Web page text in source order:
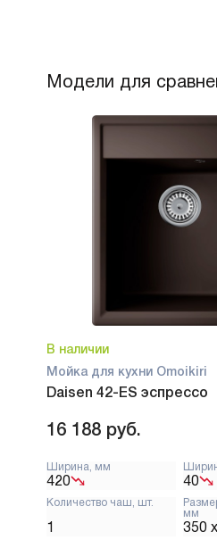
Модели для
В наличии
Мойка для кухни Omoikiri
Daisen 42-ES эспрессо
16 188 руб.
Ширина, мм
420 40
Количество чаш, шт.
1
мм
350